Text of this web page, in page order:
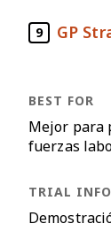
9 GP
Mejor para
fuerzas